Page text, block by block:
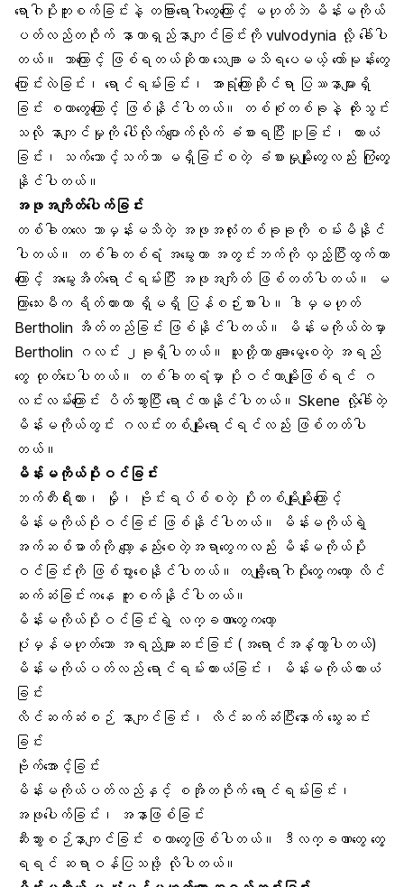
ရောဂါပိုးကူးစက်ခြင်းနဲ့ တခြားရောဂါတွေကြောင့် မဟုတ်ဘဲ မိန်းမကိုယ်
ပတ်လည်တဝိုက် နာတာရှည်နာကျင်ခြင်းကို vulvodynia လို့ ခေါ်ပါ
တယ်။ ဘာကြောင့် ဖြစ်ရတယ်ဆိုတာ သေချာမသိရပေမယ့် ဟော်မုန်းတွေ
ပြောင်းလဲခြင် း၊ ရောင်ရမ်းခြင်း၊ အာရုံကြောဆိုင်ရာ ပြဿနာများရှိ
ခြင်း စတာတွေကြောင့် ဖြစ်နိုင်ပါတယ်။ တစ်စုံတစ်ခုနဲ့ ထိုးသွင်း
သလို နာကျင်မှုကို ပေါ်လိုက်ပျောက်လိုက် ခံစားရပြီး ပူခြင်း၊ ယားယံ
ခြင်း၊ သက်သောင့်သက်သာ မရှိခြင်းစတဲ့ ခံစားမှုမျိုးတွေလည်း ကြုံတွေ့
နိုင်ပါတယ်။
အဖုအကျိတ်ပေါက်ခြင်း
တစ်ခါတလေ ဘာမှန်းမသိတဲ့ အဖုအလုံးတစ်ခုခုကို စမ်းမိနိုင်
ပါတယ်။ တစ်ခါတစ်ရံ အမွေးဟာ အတွင်းဘက်ကို လှည့်ပြီးထွက်တာ
ကြောင့် အမွေးအိတ်ရောင်ရမ်းပြီး အဖုအကျိတ် ဖြစ်တတ်ပါတယ်။ မ
ကြာသေးမီက ရိတ်ထားတာ ရှိမရှိ ပြန်စဉ်းစားပါ။ ဒါမှမဟုတ်
Bertholin အိတ်တည်ခြင်း ဖြစ်နိုင်ပါတယ်။ မိန်းမကိုယ်ထဲမှာ
Bertholin ဂလင်း ၂ခုရှိပါတယ်။ သူတို့ဟာ ချောမွေ့စေတဲ့ အရည်
တွေ ထုတ်ပေးပါတယ်။ တစ်ခါတရံမှာ ပိုးဝင်တာမျိုးဖြစ်ရင် ဂ
လင်းလမ်းကြောင်း ပိတ်သွားပြီး ရောင်လာနိုင်ပါတယ်။ Skene လို့ခေါ်တဲ့
မိန်းမကိုယ်တွင်း ဂလင်းတစ်မျိုးရောင်ရင်လည်း ဖြစ်တတ်ပါ
တယ်။
မိန်းမကိုယ်ပိုးဝင်ခြင်း
ဘက်တီးရီးယား၊ မှို၊ ဗိုင်းရပ်စ်စတဲ့ ပိုးတစ်မျိုးမျိုးကြောင့်
မိန်းမကိုယ်ပိုးဝင်ခြင်း ဖြစ်နိုင်ပါတယ်။ မိန်းမကိုယ်ရဲ့
အက်ဆစ်ဓာတ်ကို လျော့နည်းစေတဲ့အရာတွေကလည်း မိန်းမကိုယ်ပိုး
ဝင်ခြင်းကို ဖြစ်ပွားစေနိုင်ပါတယ်။ တချို့ရောဂါပိုးတွေကတော့ လိင်
ဆက်ဆံခြင်းကနေ ကူးစက်နိုင်ပါတယ်။
မိန်းမကိုယ်ပိုးဝင်ခြင်းရဲ့ လက္ခဏာတွေကတော့
ပုံမှန်မဟုတ်သော အရည်များဆင်းခြင်း (အရောင်အနံ့ကွာပါတယ်)
မိန်းမကိုယ်ပတ်လည် ရောင်ရမ်းယားယံခြင်း၊ မိန်းမကိုယ်ယားယံ
ခြင်း
လိင်ဆက်ဆံစဉ် နာကျင်ခြင်း၊ လိင်ဆက်ဆံပြီးနောက် သွေးဆင်း
ခြင်း
ဗိုက်အောင့်ခြင်း
မိန်းမကိုယ်ပတ်လည်နှင့် စအိုတဝိုက် ရောင်ရမ်းခြင်း၊
အဖုပေါက်ခြင်း၊ အနာဖြစ်ခြင်း
ဆီးသွားစဉ်နာကျင်ခြင်း စတာတွေဖြစ်ပါတယ်။ ဒီလက္ခဏာတွေ တွေ့
ရရင် ဆရာဝန်ပြသဖို့ လိုပါတယ်။